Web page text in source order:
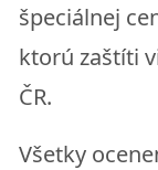
špeciálnej
ktorú zaštíti
ČR.
Všetky